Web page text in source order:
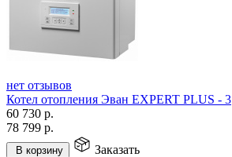
нет отзывов
Котел отопления Эван EXPERT PLUS - 3
60 730 р.
78 799 р.
В корзину Заказать